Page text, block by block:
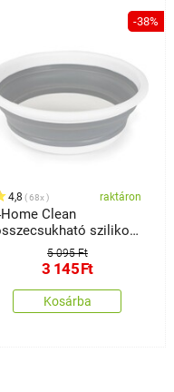
-38%
4,8 68x raktáron
Clean
szilikon
mosogató5 095 Ft
3 145Ft
Kosárba